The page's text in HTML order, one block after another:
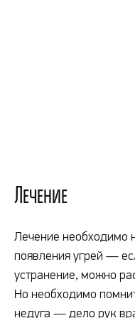
Лечение
Лечение необходимо
появления угрей —
устранение, можно
Но необходимо
недуга — дело рук